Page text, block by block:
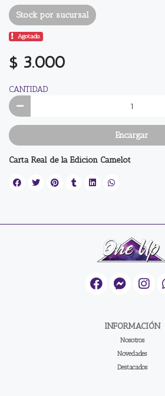
Stock por sucursal
Agotado.
$ 3.000
CANTIDAD
Encargar
Carta Real de la Edicion Camelot
INFORMACIÓN
Nosotros
Novedades
Destacados